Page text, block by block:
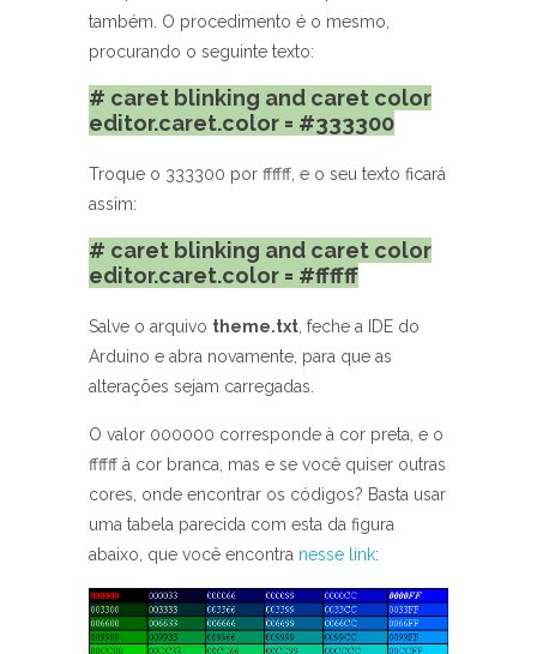
também. O procedimento é o mesmo,
procurando o seguinte texto:
# caret blinking and caret color
editor.caret.color = #333300
Troque o 333300 por ffffff, e o seu texto ficará
assim:
# caret blinking and caret color
editor.caret.color = #ffffff
Salve o arquivo theme.txt , feche a IDE do
Arduino e abra novamente, para que as
alterações sejam carregadas.
O valor 000000 corresponde à cor preta, e o
ffffff à cor branca, mas e se você quiser outras
cores, onde encontrar os códigos? Basta usar
uma tabela parecida com esta da figura
abaixo, que você encontra nesse link: